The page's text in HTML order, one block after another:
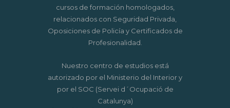
cursos de formación homologados,
relacionados con Seguridad Privada,
Oposiciones de Policía y Certificados de
Profesionalidad.
Nuestro centro de estudios está
autorizado por el Ministerio del Interior y
por el SOC (Servei d´Ocupació de
Catalunya)